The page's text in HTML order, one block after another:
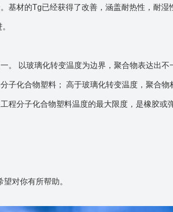
基材的Tg已经获得了改善，涵盖耐热性，耐湿
。 以玻璃化转变温度为边界，聚合物表达出不
子化合物塑料； 高于玻璃化转变温度，聚合物
程分子化合物塑料温度的最大限度，是橡胶或
对你有所帮助。